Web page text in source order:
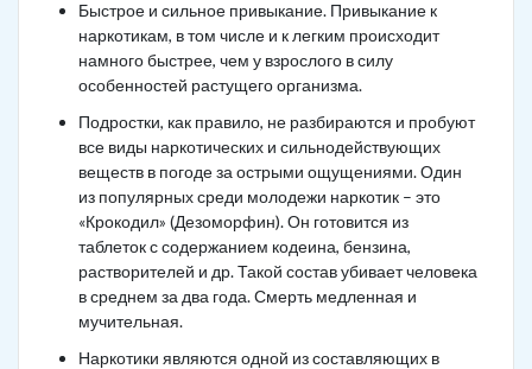
Быстрое и сильное привыкание. Привыкание к
наркотикам, в том числе и к легким происходит
намного быстрее, чем у взрослого в силу
особенностей растущего организма.
Подростки, как правило, не разбираются и пробуют
все виды наркотических и сильнодействующих
веществ в погоде за острыми ощущениями. Один
из популярных среди молодежи наркотик – это
«Крокодил» (Дезоморфин). Он готовится из
таблеток с содержанием кодеина, бензина,
растворителей и др. Такой состав убивает человека
в среднем за два года. Смерть медленная и
мучительная.
Наркотики являются одной из составляющих в